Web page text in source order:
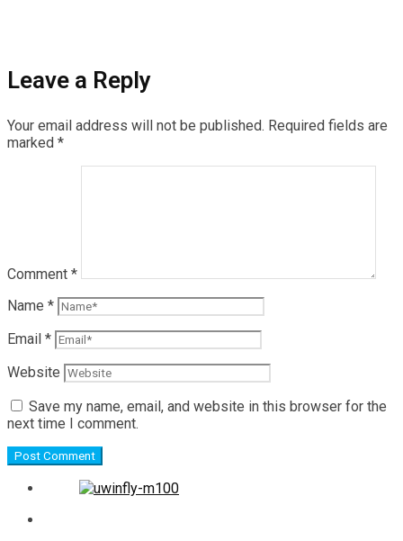
Leave a Reply
Your email address will not be published. Required fields are
marked *
Comment *
Name *
Email *
Website
Save my name, email, and website in this browser for the
next time I comment.